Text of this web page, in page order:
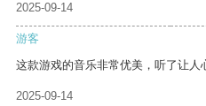
2025-09-14
游客
这款游戏的音乐非常优美，听了让人
2025-09-14